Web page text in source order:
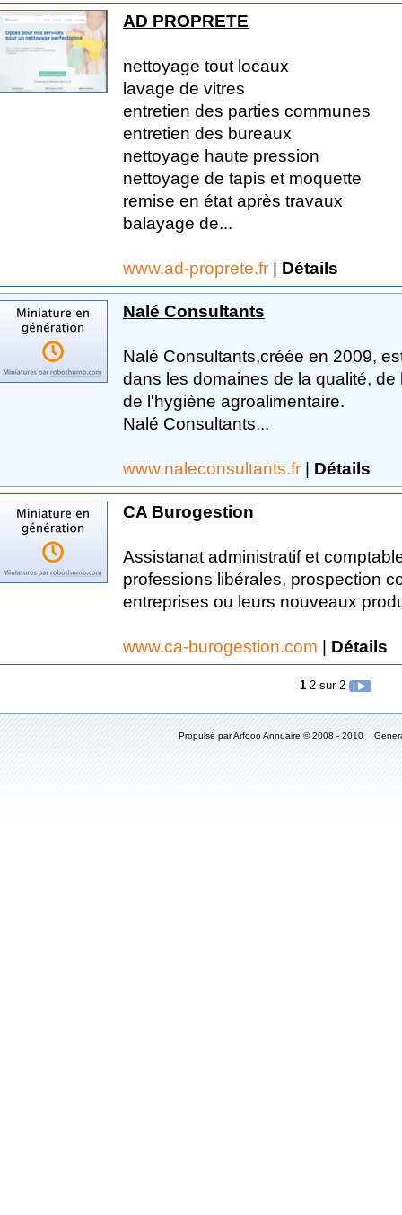
AD PROPRETE
nettoyage tout locaux
lavage de vitres
entretien des parties communes
entretien des bureaux
nettoyage haute pression
nettoyage de tapis et moquette
remise en état après travaux
balayage de...
www.ad-proprete.fr | Détails
Nalé Consultants
Nalé Consultants,créée en 2009,
dans les domaines de la qualité,
de l'hygiène agroalimentaire.
Nalé Consultants...
www.naleconsultants.fr | Détails
CA Burogestion
Assistanat administratif et
professions libérales, prospection
entreprises ou leurs nouveaux
www.ca-burogestion.com | Détails
1 2 sur 2
Propulsé par Arfooo Annuaire © 2008 - 2010